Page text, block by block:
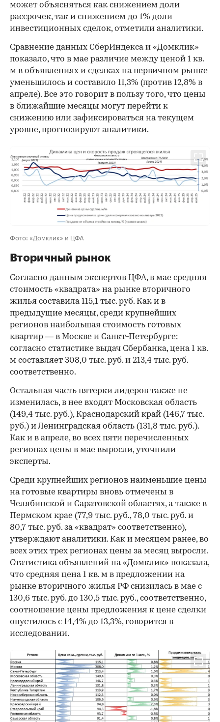
может объясняться как снижением доли
рассрочек, так и снижением до 1% доли
инвестиционных сделок, отметили аналитики.
Сравнение данных СберИндекса и «Домклик»
показало, что в мае различие между ценой 1 кв.
м в объявлениях и сделках на первичном рынке
уменьшилось и составило 11,3% (против 12,8% в
апреле). Все это говорит в пользу того, что цены
в ближайшие месяцы могут перейти к
снижению или зафиксироваться на текущем
уровне, прогнозируют аналитики.
Фото: «Домклик» и ЦФА
Вторичный рынок
Согласно данным экспертов ЦФА, в мае средняя
стоимость «квадрата» на рынке вторичного
жилья составила 115,1 тыс. руб. Как и в
предыдущие месяцы, среди крупнейших
регионов наибольшая стоимость готовых
квартир — в Москве и Санкт-Петербурге:
согласно статистике выдач Сбербанка, цена 1 кв.
м составляет 308,0 тыс. руб. и 213,4 тыс. руб.
соответственно.
Остальная часть пятерки лидеров также не
изменилась, в нее входят Московская область
(149,4 тыс. руб.), Краснодарский край (146,7 тыс.
руб.) и Ленинградская область (131,8 тыс. руб.).
Как и в апреле, во всех пяти перечисленных
регионах цены в мае выросли, уточнили
эксперты.
Среди крупнейших регионов наименьшие цены
на готовые квартиры вновь отмечены в
Челябинской и Саратовской областях, а также в
Пермском крае (77,9 тыс. руб., 78,0 тыс. руб. и
80,7 тыс. руб. за «квадрат» соответственно),
утверждают аналитики. Как и месяцем ранее, во
всех этих трех регионах цены за месяц выросли.
Статистика объявлений на «Домклик» показала,
что средняя цена 1 кв. м в предложении на
рынке вторичного жилья РФ снизилась в мае с
130,6 тыс. руб. до 130,5 тыс. руб., соответственно,
соотношение цены предложения к цене сделки
опустилось с 14,4% до 13,3%, говорится в
исследовании.